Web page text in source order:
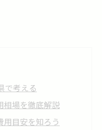
で考える
相場を徹底解説
用目安を知ろう